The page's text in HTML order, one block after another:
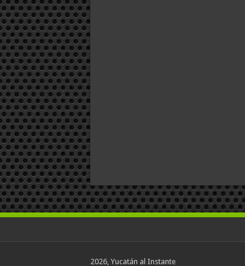
2026, Yucatán al Instante